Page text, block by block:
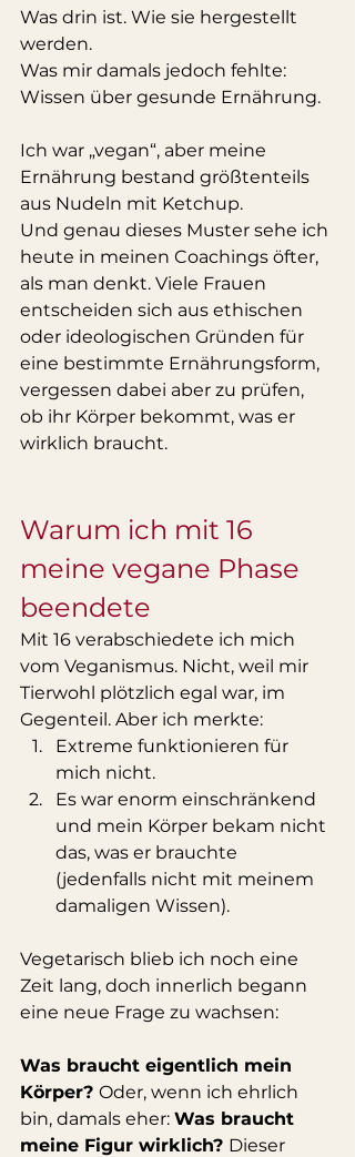
Was drin ist. Wie sie hergestellt
werden.
Was mir damals jedoch fehlte:
Wissen über gesunde Ernährung.
Ich war „vegan“, aber meine
Ernährung bestand größtenteils
aus Nudeln mit Ketchup.
Und genau dieses Muster sehe ich
heute in meinen Coachings öfter,
als man denkt. Viele Frauen
entscheiden sich aus ethischen
oder ideologischen Gründen für
eine bestimmte Ernährungsform,
vergessen dabei aber zu prüfen,
ob ihr Körper bekommt, was er
wirklich braucht.
Warum ich mit 16
meine vegane Phase
beendete
Mit 16 verabschiedete ich mich
vom Veganismus. Nicht, weil mir
Tierwohl plötzlich egal war, im
Gegenteil. Aber ich merkte:
Extreme funktionieren für
mich nicht.
Es war enorm einschränkend
und mein Körper bekam nicht
das, was er brauchte
(jedenfalls nicht mit meinem
damaligen Wissen).
Vegetarisch blieb ich noch eine
Zeit lang, doch innerlich begann
eine neue Frage zu wachsen:
Was braucht eigentlich mein
Körper? Oder, wenn ich ehrlich
bin, damals eher: Was braucht
meine Figur wirklich? Dieser